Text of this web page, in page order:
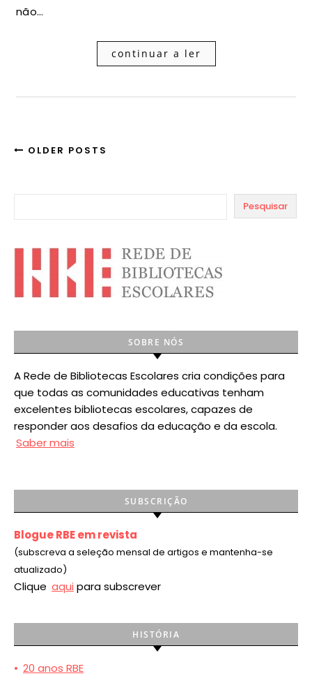
não…
continuar a ler
OLDER POSTS
Pesquisar
SOBRE NÓS
A Rede de Bibliotecas Escolares cria condições para
que todas as comunidades educativas tenham
excelentes bibliotecas escolares, capazes de
responder aos desafios da educação e da escola.
Saber mais
SUBSCRIÇÃO
Blogue RBE em revista
(subscreva a seleção mensal de artigos e mantenha-se
atualizado)
Clique aqui para subscrever
HISTÓRIA
• 20 anos RBE